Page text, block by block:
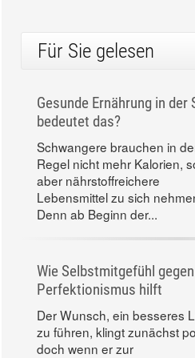
Für Sie gelesen
Gesunde Ernährung in
bedeutet das?
Schwangere brauchen in
Regel nicht mehr Kalorien,
aber nährstoffreichere
Lebensmittel zu sich
Denn ab Beginn der...
Wie Selbstmitgefühl
Perfektionismus hilft
Der Wunsch, ein besseres
zu führen, klingt zunächst
doch wenn er zur